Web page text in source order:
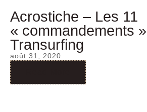
Acrostiche – Les 11
« commandements
Transurfing
août 31, 2020